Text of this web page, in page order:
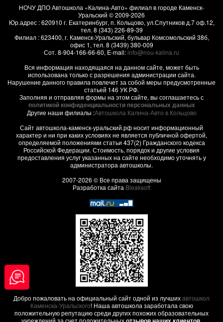
НОЧУ ДПО Автошкола «Калина-Авто» филиал в городе Каменск-
Уральский © 2009-2026
Юр.адрес :620910 г. Екатеринбург, п. Кольцово, ул.Спутников д.7 оф.12,
тел. 8 (343) 226-89-39
Филиал :623400, г. Каменск-Уральский, бульвар Комсомольский 38б,
офис 1, тел. 8 (3439) 380-009
Сот. 8-904-166-66-60, E-mail:info@nou-kalina.ru
Вся информация находящаяся на данном сайте, может быть
использована только с разрешения администрации сайта.
Нарушение данного правила повлечет за собой меры предусмотренные
статьей 146 УК РФ.
Заполняя и отправляя формы на этом сайте, вы соглашаетесь с
политикой конфиденциальности персональных данных
Другие наши филиалы :Автошкола Калина-Авто в Кольцово
Сайт автошкола-каменск-уральский.рф носит информационный
характер и ни при каких условиях не является публичной офертой,
определяемой положениями статьи 437(2) Гражданского кодекса
Российской Федерации. Стоимость, порядок и другие условия
предоставления услуг указанных на сайте необходимо уточнять у
администратора автошколы.
2007-2026 © Все права защищены
Разработка сайта Bleaksoft
Добро пожаловать на официальный сайт одной из лучшихавтошкол
Каменска-Уральского! Наша автошкола заработала свою
положительную репутацию среди других похожих образовательных